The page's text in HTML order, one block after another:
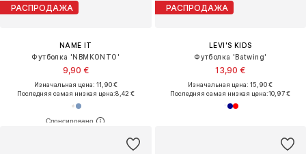
РАСПРОДАЖА
NAME IT
Футболка 'NBMKONTO'
9,90 €
Изначальная цена: 11,90 €
Последняя самая низкая цена:8,42 €
РАСПРОДАЖА
LEVI'S KIDS
Футболка 'Batwing'
13,90 €
Изначальная цена: 15,90 €
Последняя самая низкая цена:10,97 €